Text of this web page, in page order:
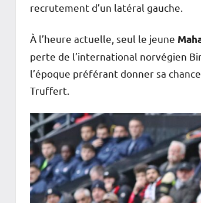
recrutement d’un latéral gauche.
À l’heure actuelle, seul le jeune
perte de l’international norvégien
l’époque préférant donner sa
Truffert.